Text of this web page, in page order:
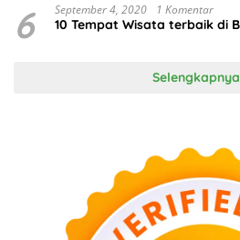
6 September 4, 2020 1 Komentar
10 Tempat Wisata terbaik di
Selengkapnya